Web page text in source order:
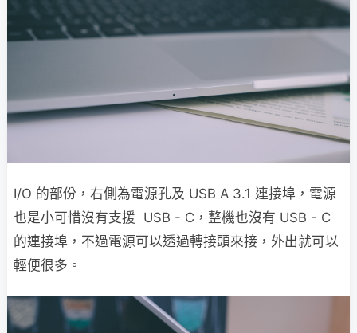
I/O 的部份，右側為電源孔及 USB A 3.1 連接埠，電源
也是小可惜沒有支援 USB - C，整機也沒有 USB - C
的連接埠，不過電源可以透過轉接頭來接，外出就可以
輕便很多。